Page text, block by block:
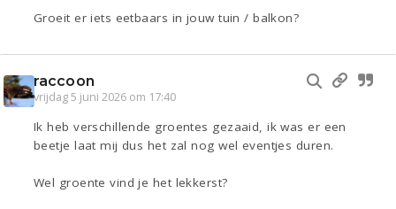
Groeit er iets eetbaars in jouw tuin / balkon?
raccoon
vrijdag 5 juni 2026 om 17:40
Ik heb verschillende groentes gezaaid, ik was er een
beetje laat mij dus het zal nog wel eventjes duren.
Wel groente vind je het lekkerst?